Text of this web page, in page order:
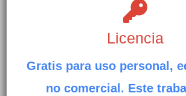
Licencia
Gratis para uso personal,
no comercial. Este